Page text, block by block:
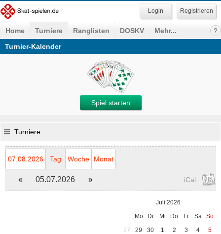
Registrieren
Home Turniere Ranglisten DOSKV
Mehr...
Turnier-Kalender
Spiel starten
Turniere
07.08.2026 Tag Woche Monat
« 05.07.2026 » iCal
Juli 2026
Mo
Di Mi Do Fr Sa
So
27
29 30 1 2 3 4
5